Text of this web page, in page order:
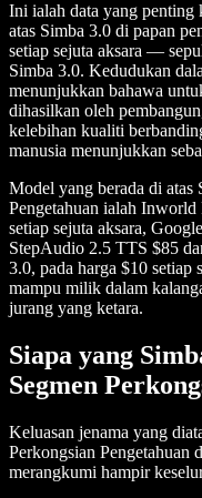
Ini ialah data yang penting
atas Simba 3.0 di papan
setiap sejuta aksara —
Simba 3.0. Kedudukan
menunjukkan bahawa
dihasilkan oleh
kelebihan kualiti
manusia menunjukkan
Model yang berada di atas
Pengetahuan ialah
setiap sejuta aksara,
StepAudio 2.5 TTS $85
3.0, pada harga $10 setiap
mampu milik dalam
jurang yang ketara.
Siapa yang
Segmen
Keluasan jenama yang
Perkongsian Pengetahuan
merangkumi hampir